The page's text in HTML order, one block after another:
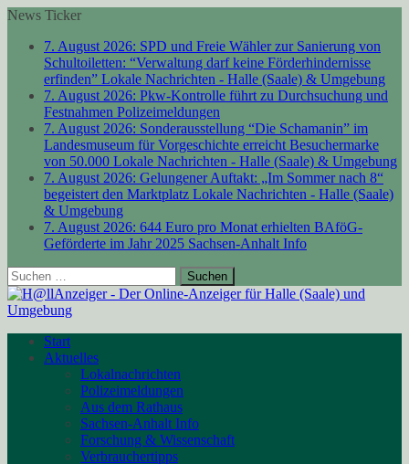
News Ticker
7. August 2026: SPD und Freie Wähler zur Sanierung von
Schultoiletten: “Verwaltung darf keine Förderhindernisse
erfinden” Lokale Nachrichten - Halle (Saale) & Umgebung
7. August 2026: Pkw-Kontrolle führt zu Durchsuchung und
Festnahmen Polizeimeldungen
7. August 2026: Sonderausstellung “Die Schamanin” im
Landesmuseum für Vorgeschichte erreicht Besuchermarke
von 50.000 Lokale Nachrichten - Halle (Saale) & Umgebung
7. August 2026: Gelungener Auftakt: „Im Sommer nach 8“
begeistert den Marktplatz Lokale Nachrichten - Halle (Saale)
& Umgebung
7. August 2026: 644 Euro pro Monat erhielten BAföG-
Geförderte im Jahr 2025 Sachsen-Anhalt Info
Suchen
nach:
Start
Aktuelles
Lokalnachrichten
Polizeimeldungen
Aus dem Rathaus
Sachsen-Anhalt Info
Forschung & Wissenschaft
Verbrauchertipps